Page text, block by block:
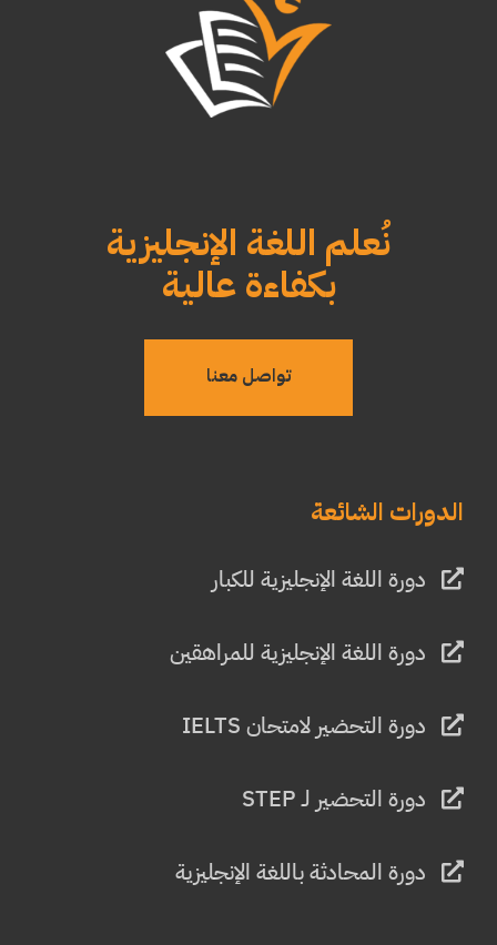
نُعلم اللغة الإنجليزية
بكفاءة عالية
تواصل معنا
الدورات الشائعة
دورة اللغة الإنجليزية للكبار
دورة اللغة الإنجليزية للمراهقين
دورة التحضير لامتحان IELTS
دورة التحضير لـ STEP
دورة المحادثة باللغة الإنجليزية